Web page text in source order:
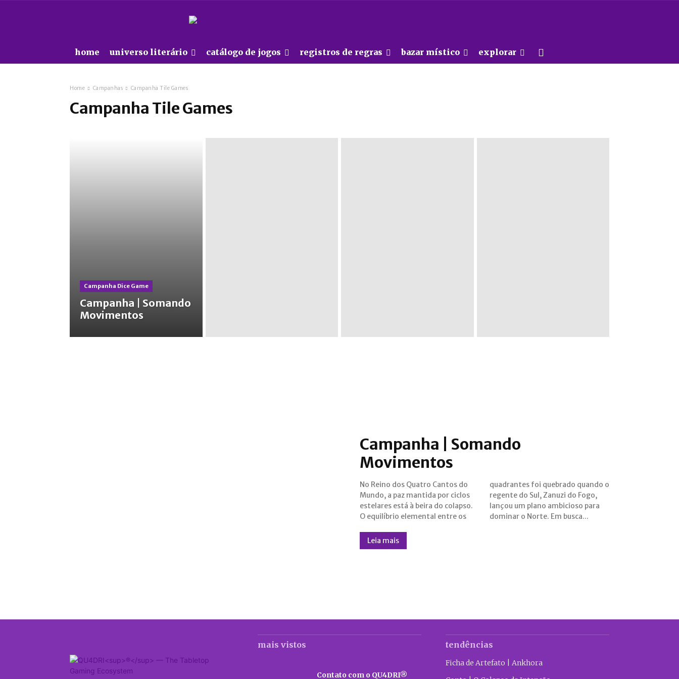
home universo literário catálogo de jogos registros de regras bazar místico explorar
Home Campanhas Campanha Tile Games
Campanha Tile Games
Campanha Dice Game
Campanha | Somando
Movimentos
Campanha | Somando
Movimentos
No Reino dos Quatro Cantos do
Mundo, a paz mantida por ciclos
estelares está à beira do colapso.
O equilíbrio elemental entre os
quadrantes foi quebrado quando o
regente do Sul, Zanuzi do Fogo,
lançou um plano ambicioso para
dominar o Norte. Em busca...
Leia mais
mais vistos
Contato com o QU4DRI®
tendências
Ficha de Artefato | Ankhora